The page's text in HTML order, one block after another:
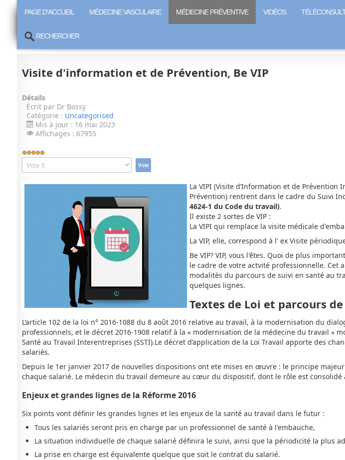
PAGE D'ACCUEIL MÉDECINE VASCULAIRE MÉDECINE PRÉVENTIVE VIDÉOS
RECHERCHER
Visite d'information et de Prévention, Be VIP
Détails
Écrit par Dr Bossy
Catégorie : Uncategorised
Mis à jour : 16 mai 2023
Affichages : 67955
Vote
utilisateur:
Veuillez
voter
La VIPI (Visite d’Information et de Prévention
Prévention) rentrent dans le cadre du Suivi
4624-1 du Code du travail).
Il existe 2 sortes de VIP :
La VIPI qui remplace la visite médicale
La VIP, elle, correspond à l' ex Visite
Be VIP? VIP, vous l'êtes. Quoi de plus
le cadre de votre actvité professionnelle. Cet
modalités du parcours de suivi en santé au
quelques lignes.
Textes de Loi et parcours
L’article 102 de la loi n° 2016-1088 du 8 août 2016 relative au travail, à la modernisation du
professionnels, et le décret 2016-1908 relatif à la « modernisation de la médecine du travail »
Santé au Travail Interentreprises (SSTI).Le décret d’application de la Loi Travail apporte des
salariés.
Depuis le 1er janvier 2017 de nouvelles dispositions ont ete mises en œuvre : le principe
chaque salarié. Le médecin du travail demeure au cœur du dispositif, dont le rôle est consolidé
Enjeux et grandes lignes de la Réforme 2016
Six points vont définir les grandes lignes et les enjeux de la santé au travail dans le futur :
Tous les salariés seront pris en charge par un professionnel de santé à l'embauche,
La situation individuelle de chaque salarié définira le suivi, ainsi que la périodicité la plus
La prise en charge est équivalente quelque que soit le contrat du salarié.